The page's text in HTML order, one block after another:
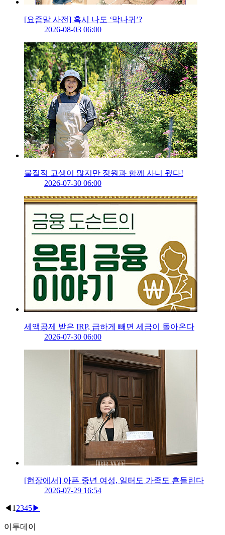
[요즘말 사전] 혹시 나도 ‘막나귀’?
2026-08-03 06:00
물질적 고생이 많지만 정원과 함께 사니 됐다!
2026-07-30 06:00
세액공제 받은 IRP, 급하게 빼면 세금이 돌아온다
2026-07-30 06:00
[현장에서] 아픈 중년 여성, 일터도 가족도 흔들린다
2026-07-29 16:54
◀ 1 2345▶
이투데이